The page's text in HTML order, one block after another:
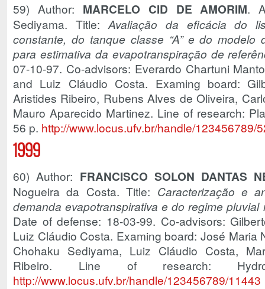
59) Author: MARCELO CID DE AMORIM.
Sediyama. Title: Avaliação da eficácia do
constante, do tanque classe “A” e do modelo
para estimativa da evapotranspiração de
07-10-97. Co-advisors: Everardo Chartuni
and Luiz Cláudio Costa. Examing board:
Aristides Ribeiro, Rubens Alves de Oliveira,
Mauro Aparecido Martinez. Line of research:
56 p. http://www.locus.ufv.br/handle/123456789/
1999
60) Author: FRANCISCO SOLON DANTAS
Nogueira da Costa. Title: Caracterização e
demanda evapotranspirativa e do regime
Date of defense: 18-03-99. Co-advisors:
Luiz Cláudio Costa. Examing board: José Maria
Chohaku Sediyama, Luiz Cláudio Costa,
Ribeiro. Line of research:
http://www.locus.ufv.br/handle/123456789/11443